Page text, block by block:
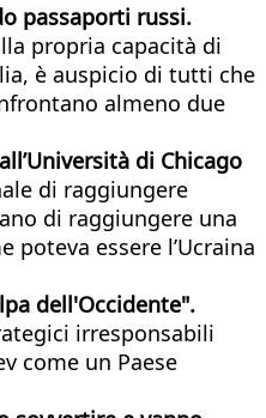
passaporti russi.
propria capacità di
è auspicio di tutti che
almeno due
di Chicago
di raggiungere
di raggiungere una
poteva essere l’Ucraina
dell'Occidente".
irresponsabili
come un Paese